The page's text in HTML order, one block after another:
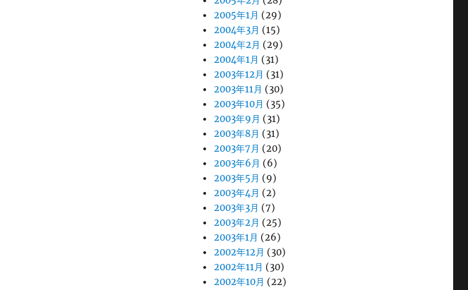
2005年1月 (29)
2004年3月 (15)
2004年2月 (29)
2004年1月 (31)
2003年12月 (31)
2003年11月 (30)
2003年10月 (35)
2003年9月 (31)
2003年8月 (31)
2003年7月 (20)
2003年6月 (6)
2003年5月 (9)
2003年4月 (2)
2003年3月 (7)
2003年2月 (25)
2003年1月 (26)
2002年12月 (30)
2002年11月 (30)
2002年10月 (22)